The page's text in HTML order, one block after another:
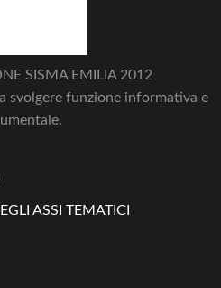
SISMA EMILIA 2012
svolgere funzione informativa e
ASSI TEMATICI